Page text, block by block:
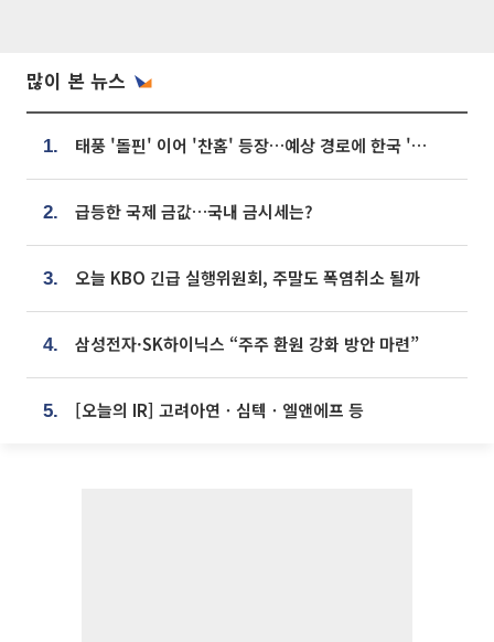
많이 본 뉴스
1. 태풍 '돌핀' 이어 '찬홈' 등장…예상 경로에 한국 '한숨'
2. 급등한 국제 금값…국내 금시세는?
3. 오늘 KBO 긴급 실행위원회, 주말도 폭염취소 될까
4. 삼성전자·SK하이닉스 “주주 환원 강화 방안 마련”
5. [오늘의 IR] 고려아연ㆍ심텍ㆍ엘앤에프 등